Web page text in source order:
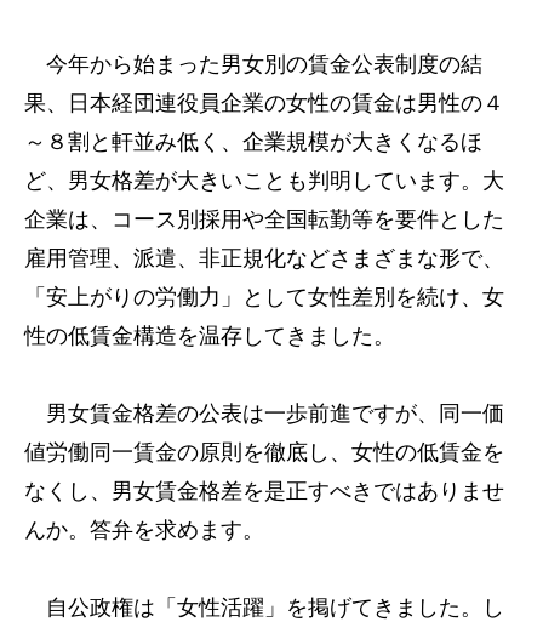
今年から始まった男女別の賃金公表制度の結
果、日本経団連役員企業の女性の賃金は男性の４
～８割と軒並み低く、企業規模が大きくなるほ
ど、男女格差が大きいことも判明しています。大
企業は、コース別採用や全国転勤等を要件とした
雇用管理、派遣、非正規化などさまざまな形で、
「安上がりの労働力」として女性差別を続け、女
性の低賃金構造を温存してきました。
男女賃金格差の公表は一歩前進ですが、同一価
値労働同一賃金の原則を徹底し、女性の低賃金を
なくし、男女賃金格差を是正すべきではありませ
んか。答弁を求めます。
自公政権は「女性活躍」を掲げてきました。し